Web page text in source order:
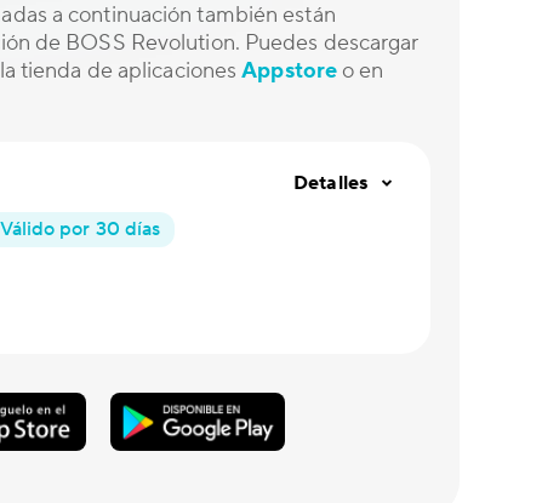
a continuación también están
de BOSS Revolution. Puedes descargar
tienda de aplicacionesAppstore o en
Válido por 30 días
Detalles